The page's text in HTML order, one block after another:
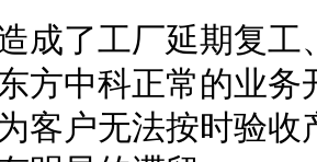
成了工厂延期复
方中科正常的业
客户无法按时验